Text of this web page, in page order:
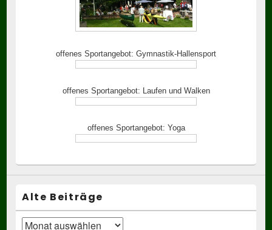
offenes Sportangebot: Gymnastik-Hallensport
offenes Sportangebot: Laufen und Walken
offenes Sportangebot: Yoga
Alte Beiträge
Alte